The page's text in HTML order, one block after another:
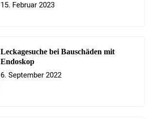
15. Februar 2023
Leckagesuche bei Bauschäden mit
Endoskop
6. September 2022